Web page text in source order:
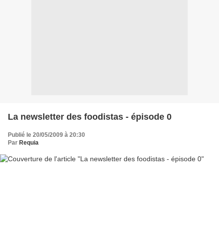
La newsletter des foodistas - épisode 0
Publié le 20/05/2009 à 20:30
Par Requia